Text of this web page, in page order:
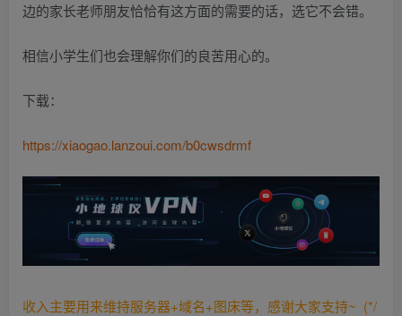
边的家长老师朋友恰恰有这方面的需要的话，选它不会错。
相信小学生们也会理解你们的良苦用心的。
下载：
https://xiaogao.lanzoui.com/b0cwsdrmf
收入主要用来维持服务器+域名+图床等，感谢大家支持~ (*/